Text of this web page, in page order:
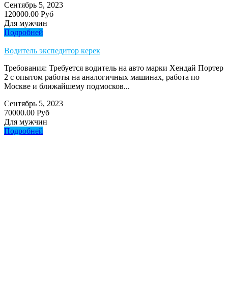
Сентябрь 5, 2023
120000.00 Руб
Для мужчин
Подробней
Водитель экспедитор керек
Требования: Требуется водитель на авто марки Хендай Портер
2 с опытом работы на аналогичных машинах, работа по
Москве и ближайшему подмосков...
Сентябрь 5, 2023
70000.00 Руб
Для мужчин
Подробней